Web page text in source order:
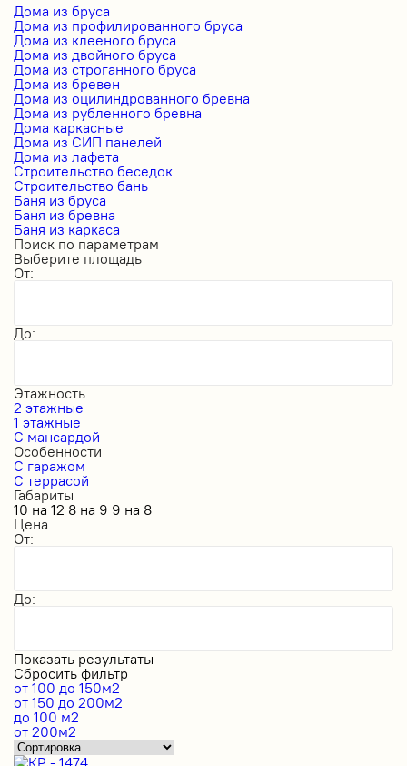
Дома из бруса
Дома из профилированного бруса
Дома из клееного бруса
Дома из двойного бруса
Дома из строганного бруса
Дома из бревен
Дома из оцилиндрованного бревна
Дома из рубленного бревна
Дома каркасные
Дома из СИП панелей
Дома из лафета
Строительство беседок
Строительство бань
Баня из бруса
Баня из бревна
Баня из каркаса
Поиск по параметрам
Выберите площадь
От:
До:
Этажность
2 этажные
1 этажные
С мансардой
Особенности
С гаражом
С террасой
Габариты
10 на 12 8 на 9 9 на 8
Цена
От:
До:
Показать результаты
Сбросить фильтр
от 100 до 150м2
от 150 до 200м2
до 100 м2
от 200м2